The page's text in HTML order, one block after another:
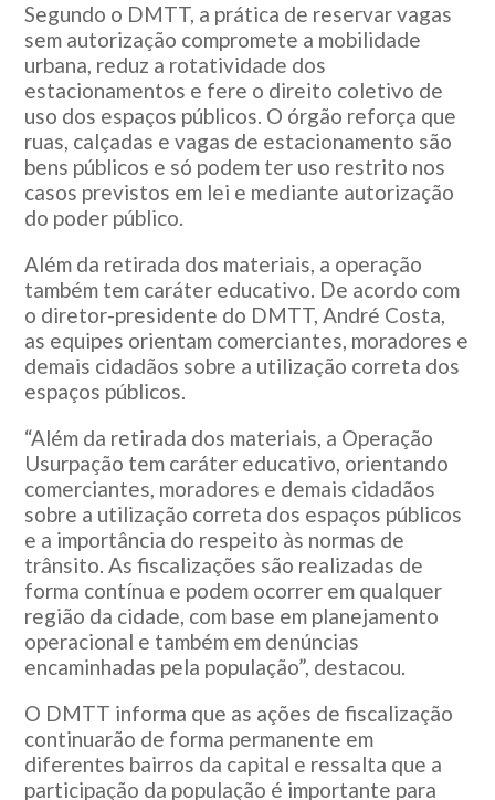
Segundo o DMTT, a prática de reservar vagas
sem autorização compromete a mobilidade
urbana, reduz a rotatividade dos
estacionamentos e fere o direito coletivo de
uso dos espaços públicos. O órgão reforça que
ruas, calçadas e vagas de estacionamento são
bens públicos e só podem ter uso restrito nos
casos previstos em lei e mediante autorização
do poder público.
Além da retirada dos materiais, a operação
também tem caráter educativo. De acordo com
o diretor-presidente do DMTT, André Costa,
as equipes orientam comerciantes, moradores e
demais cidadãos sobre a utilização correta dos
espaços públicos.
“Além da retirada dos materiais, a Operação
Usurpação tem caráter educativo, orientando
comerciantes, moradores e demais cidadãos
sobre a utilização correta dos espaços públicos
e a importância do respeito às normas de
trânsito. As fiscalizações são realizadas de
forma contínua e podem ocorrer em qualquer
região da cidade, com base em planejamento
operacional e também em denúncias
encaminhadas pela população”, destacou.
O DMTT informa que as ações de fiscalização
continuarão de forma permanente em
diferentes bairros da capital e ressalta que a
participação da população é importante para